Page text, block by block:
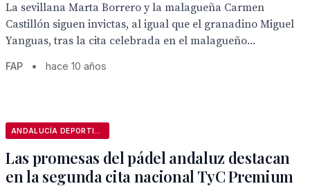
La sevillana Marta Borrero y la malagueña Carmen
Castillón siguen invictas, al igual que el granadino Miguel
Yanguas, tras la cita celebrada en el malagueño...
FAP • hace 10 años
Las promesas del pádel andaluz destacan
en la segunda cita nacional TyC Premium